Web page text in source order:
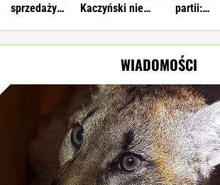
sprzedaży
Kaczyński nie
partii:
WIADOMOŚCI